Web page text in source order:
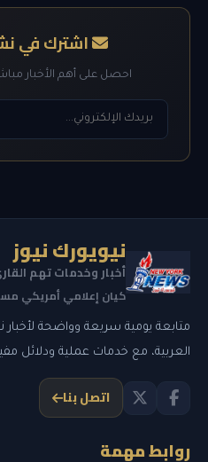
اشترك في
احصل على أهم الأخبار
نيويورك نيوز
أخبار وخدمات تهم
كيان إعلامي أمريكي مسجل برقم
متابعة يومية سريعة وواضحة لأخبار
العربية، مع خدمات عملية ودلائل
اتصل بنا
روابط مهمة